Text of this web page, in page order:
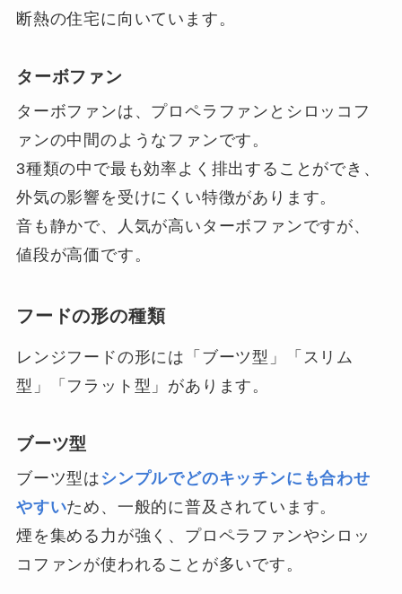
断熱の住宅に向いています。
ターボファン
ターボファンは、プロペラファンとシロッコフ
ァンの中間のようなファンです。
3種類の中で最も効率よく排出することができ、
外気の影響を受けにくい特徴があります。
音も静かで、人気が高いターボファンですが、
値段が高価です。
フードの形の種類
レンジフードの形には「ブーツ型」「スリム
型」「フラット型」があります。
ブーツ型
ブーツ型は シンプルでどのキッチンにも合わせ
やすいため、一般的に普及されています。
煙を集める力が強く、プロペラファンやシロッ
コファンが使われることが多いです。